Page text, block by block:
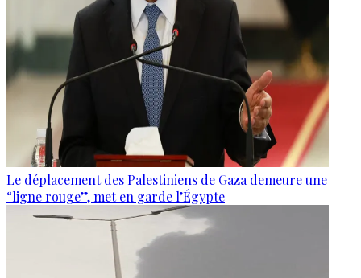
Le déplacement des Palestiniens de Gaza demeure une
“ligne rouge”, met en garde l’Égypte